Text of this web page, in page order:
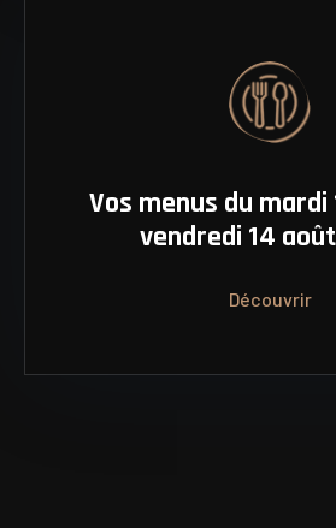
Vos menus du mardi
vendredi 14
Découvrir